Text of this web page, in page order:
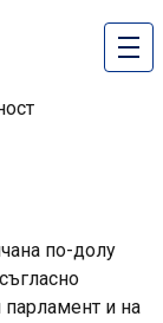
по-долу
и на